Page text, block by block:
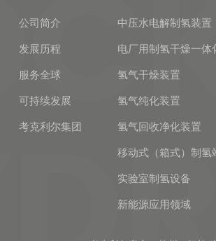
公司简介
发展历程
服务全球
可持续发展
考克利尔集团
中压水电解制氢装置
电厂用制氢干燥一体
氢气干燥装置
氢气纯化装置
氢气回收净化装置
移动式（箱式）制氢
实验室制氢设备
新能源应用领域